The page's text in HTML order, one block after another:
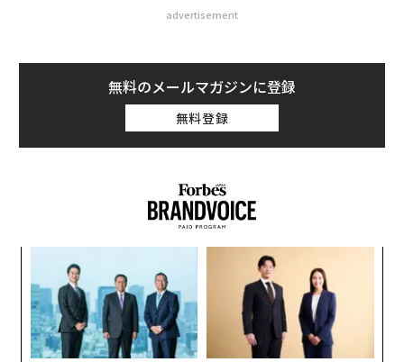
advertisement
無料のメールマガジンに登録
無料登録